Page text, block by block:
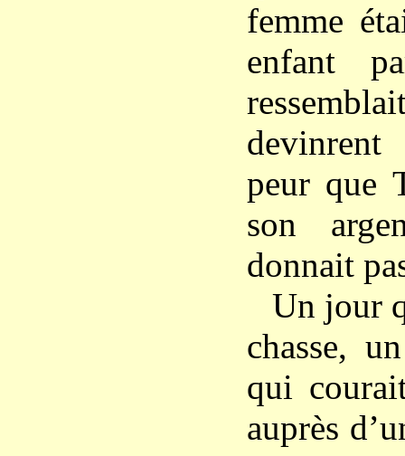
femme
enfant
peur que
son
donnait
Un jour
chasse,
qui
auprès